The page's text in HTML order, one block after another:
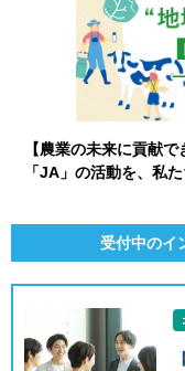
【農業の未来に貢献
「JA」の活動を、私
受付中のイ